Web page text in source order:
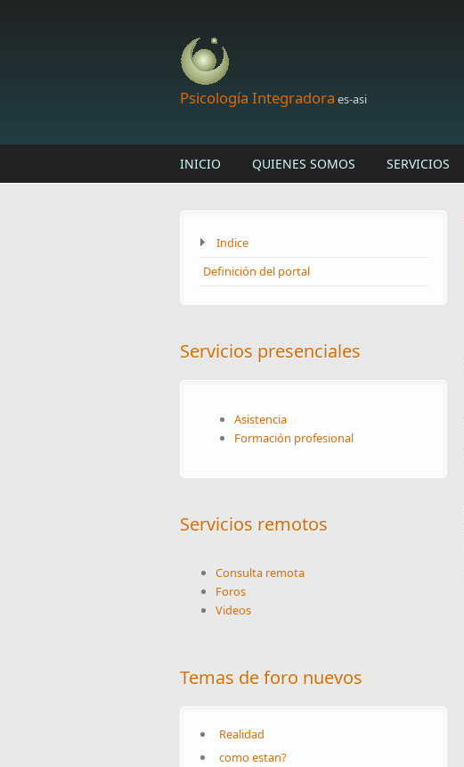
Psicología Integradora es-asi
INICIO QUIENES SOMOS SERVICIOS
Indice
Definición del portal
Servicios presenciales
Asistencia
Formación profesional
Servicios remotos
Consulta remota
Foros
Videos
Temas de foro nuevos
Realidad
como estan?